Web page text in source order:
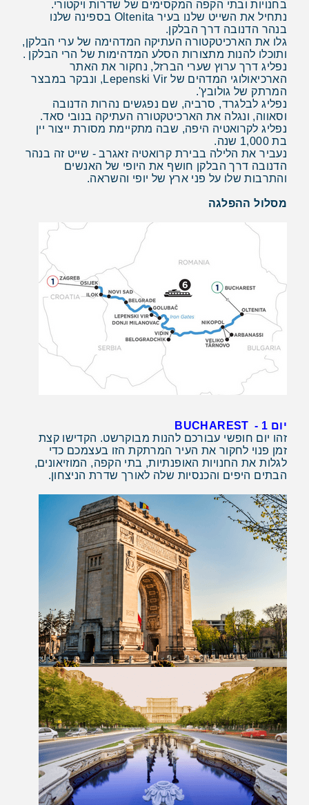
בחנויות ובתי הקפה המקסימים של שדרות ויקטורי.
נתחיל את השייט שלנו בעיר Oltenita בספינה שלנו
בנהר הדנובה דרך הבלקן.
גלו את הארכיטקטורה העתיקה המדהימה של ערי הבלקן,
ותוכלו להנות מתצורות הסלע המדהימות של הרי הבלקן .
נפליג דרך ערוץ שערי הברזל, נחקור את האתר
הארכיאולוגי המדהים של Lepenski Vir, ונבקר במבצר
המרתק של גולובץ'.
נפליג לבלגרד, סרביה, שם נפגשים נהרות הדנובה
וסאווה, ונגלה את הארכיטקטורה העתיקה בנובי סאד.
נפליג לקרואטיה היפה, שבה מתקיימת מסורת ייצור יין
בת 1,000 שנה.
נעביר את הלילה בבירת קרואטיה זאגרב - שייט זה בנהר
הדנובה דרך הבלקן חושף את היופי של האנשים
והתרבות שלו על פני ארץ של יופי והשראה.
מסלול ההפלגה
יום 1 - BUCHAREST
זהו יום חופשי עבורכם להנות מבוקרשט. הקדישו קצת
זמן פנוי לחקור את העיר המרתקת הזו בעצמכם כדי
לגלות את החנויות האופנתיות, בתי הקפה, המוזיאונים,
הבתים היפים והכנסיות שלה לאורך שדרת הניצחון.